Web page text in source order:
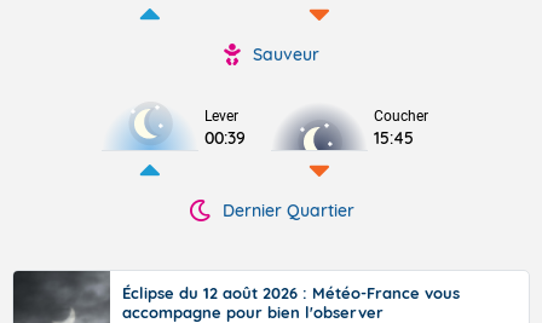
Sauveur
Lever
00:39
Coucher
15:45
Dernier Quartier
Éclipse du 12 août 2026 : Météo-France vous
accompagne pour bien l'observer